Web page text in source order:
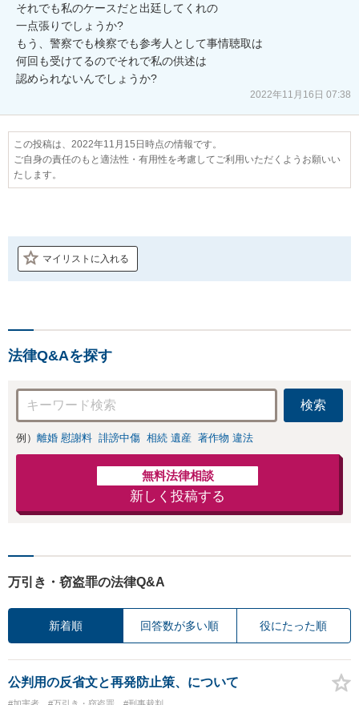
それでも私のケースだと出廷してくれの
一点張りでしょうか?
もう、警察でも検察でも参考人として事情聴取は
何回も受けてるのでそれで私の供述は
2022年11月16日 07:38
この投稿は、2022年11月15日時点の情報です。
ご自身の責任のもと適法性・有用性を考慮してご利用いただくようお願いい
たします。
マイリストに入れる
法律Q&Aを探す
検索
例） 離婚 慰謝料 誹謗中傷 相続 遺産 著作物 違法
無料法律相談
新しく投稿する
万引き・窃盗罪の法律Q&A
新着順 回答数が多い順 役にたった順
公判用の反省文と再発防止策、について
#加害者 #万引き・窃盗罪 #刑事裁判